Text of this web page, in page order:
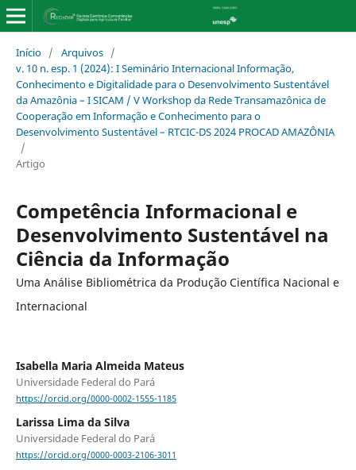
Início / Arquivos /
v. 10 n. esp. 1 (2024): I Seminário Internacional Informação,
Conhecimento e Digitalidade para o Desenvolvimento Sustentável
da Amazônia – I SICAM / V Workshop da Rede Transamazônica de
Cooperação em Informação e Conhecimento para o
Desenvolvimento Sustentável – RTCIC-DS 2024 PROCAD AMAZÔNIA
/
Artigo
Competência Informacional e
Desenvolvimento Sustentável na
Ciência da Informação
Uma Análise Bibliométrica da Produção Científica Nacional e
Internacional
Isabella Maria Almeida Mateus
Universidade Federal do Pará
https://orcid.org/0000-0002-1555-1185
Larissa Lima da Silva
Universidade Federal do Pará
https://orcid.org/0000-0003-2106-3011